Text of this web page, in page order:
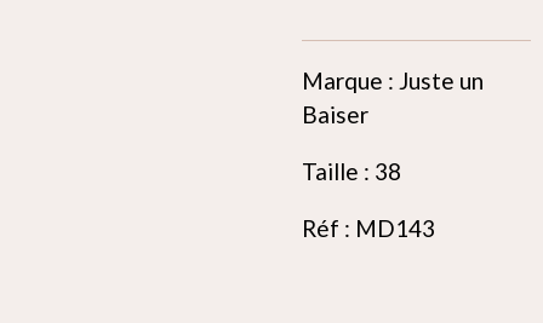
Marque : Juste un
Baiser
Taille : 38
Réf : MD143